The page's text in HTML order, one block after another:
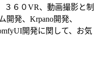
３６０VR、動画撮影と制
開発、Krpano開発、
開発に関して、お気